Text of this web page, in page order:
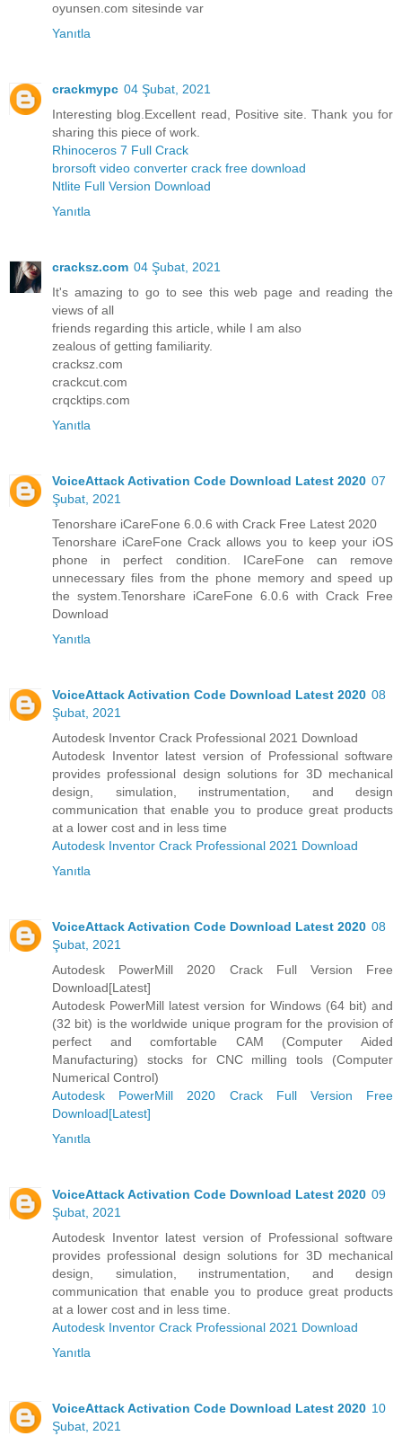
oyunsen.com sitesinde var
Yanıtla
crackmypc 04 Şubat, 2021
Interesting blog.Excellent read, Positive site. Thank you for
sharing this piece of work.
Rhinoceros 7 Full Crack
brorsoft video converter crack free download
Ntlite Full Version Download
Yanıtla
cracksz.com 04 Şubat, 2021
It's amazing to go to see this web page and reading the
views of all
friends regarding this article, while I am also
zealous of getting familiarity.
cracksz.com
crackcut.com
crqcktips.com
Yanıtla
VoiceAttack Activation Code Download Latest 2020 07
Şubat, 2021
Tenorshare iCareFone 6.0.6 with Crack Free Latest 2020
Tenorshare iCareFone Crack allows you to keep your iOS
phone in perfect condition. ICareFone can remove
unnecessary files from the phone memory and speed up
the system. Tenorshare iCareFone 6.0.6 with Crack Free
Download
Yanıtla
VoiceAttack Activation Code Download Latest 2020 08
Şubat, 2021
Autodesk Inventor Crack Professional 2021 Download
Autodesk Inventor latest version of Professional software
provides professional design solutions for 3D mechanical
design, simulation, instrumentation, and design
communication that enable you to produce great products
at a lower cost and in less time
Autodesk Inventor Crack Professional 2021 Download
Yanıtla
VoiceAttack Activation Code Download Latest 2020 08
Şubat, 2021
Autodesk PowerMill 2020 Crack Full Version Free
Download[Latest]
Autodesk PowerMill latest version for Windows (64 bit) and
(32 bit) is the worldwide unique program for the provision of
perfect and comfortable CAM (Computer Aided
Manufacturing) stocks for CNC milling tools (Computer
Numerical Control)
Autodesk PowerMill 2020 Crack Full Version Free
Download[Latest]
Yanıtla
VoiceAttack Activation Code Download Latest 2020 09
Şubat, 2021
Autodesk Inventor latest version of Professional software
provides professional design solutions for 3D mechanical
design, simulation, instrumentation, and design
communication that enable you to produce great products
at a lower cost and in less time.
Autodesk Inventor Crack Professional 2021 Download
Yanıtla
VoiceAttack Activation Code Download Latest 2020 10
Şubat, 2021